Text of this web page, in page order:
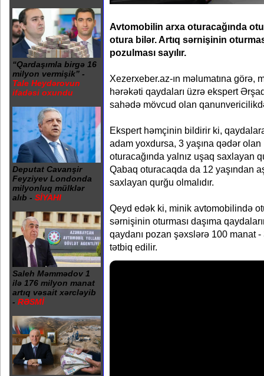
“Qardaşımla birgə 16
milyon vermişik” -
Tale Heydərovun
ifadəsi oxundu
Deputat Cavanşir
Feyziyev Londonda
milyonluq mülklər
alıb - SİYAHI
Saleh Məmmədov 1
ilə 176 milyon manat
artıq vəsait xərcləyib
- RƏSMİ
Avtomobilin arxa oturacağında
otura bilər. Artıq sərnişinin
pozulması sayılır.
Xezerxeber.az-ın məlumatına görə,
hərəkəti qaydaları üzrə ekspert
sahədə mövcud olan
Ekspert həmçinin bildirir ki,
adam yoxdursa, 3 yaşına qədər
oturacağında yalnız uşaq saxlayan
Qabaq oturacaqda da 12 yaşından
saxlayan qurğu olmalıdır.
Qeyd edək ki, minik avtomobilində
sərnişinin oturması daşıma
qaydanı pozan şəxslərə 100 manat
tətbiq edilir.